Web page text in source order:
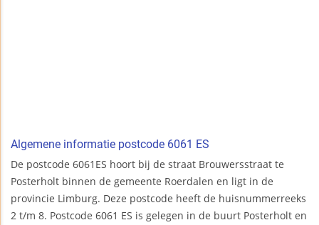
Algemene informatie postcode 6061 ES
De postcode 6061ES hoort bij de straat Brouwersstraat te
Posterholt binnen de gemeente Roerdalen en ligt in de
provincie Limburg. Deze postcode heeft de huisnummerreeks
2 t/m 8. Postcode 6061 ES is gelegen in de buurt Posterholt en